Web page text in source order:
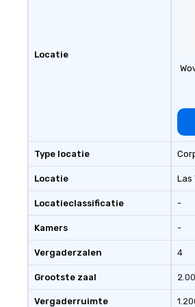
Locatie
Type locatie
Locatie
Locatieclassificatie
Kamers
Vergaderzalen
Grootste zaal
Vergaderruimte
Las
-
-
4